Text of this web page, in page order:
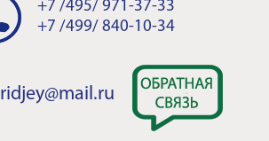
+7 /495/ 971-37-33
+7 /499/ 840-10-34
ridjey@mail.ru